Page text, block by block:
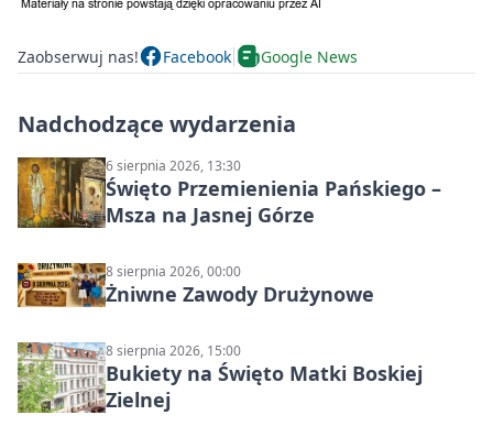
Zaobserwuj nas! Facebook Google News
Nadchodzące wydarzenia
6 sierpnia 2026, 13:30
Święto Przemienienia Pańskiego –
Msza na Jasnej Górze
8 sierpnia 2026, 00:00
Żniwne Zawody Drużynowe
8 sierpnia 2026, 15:00
Bukiety na Święto Matki Boskiej
Zielnej